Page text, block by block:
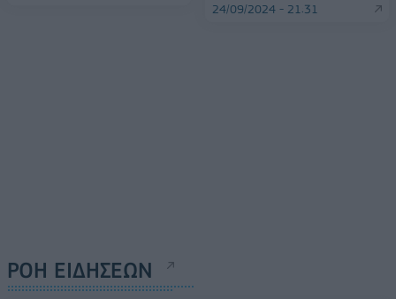
24/09/2024 - 21:31
ΡΟΗ ΕΙΔΗΣΕΩΝ